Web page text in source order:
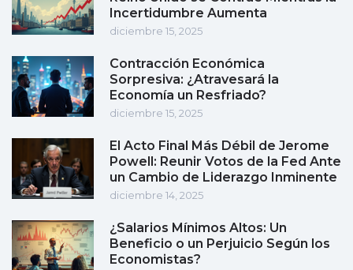
Incertidumbre Aumenta
diciembre 15, 2025
Contracción Económica
Sorpresiva: ¿Atravesará la
Economía un Resfriado?
diciembre 15, 2025
El Acto Final Más Débil de Jerome
Powell: Reunir Votos de la Fed Ante
un Cambio de Liderazgo Inminente
diciembre 14, 2025
¿Salarios Mínimos Altos: Un
Beneficio o un Perjuicio Según los
Economistas?